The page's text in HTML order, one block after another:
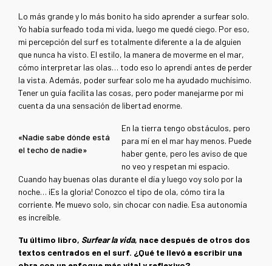
Lo más grande y lo más bonito ha sido aprender a surfear solo.
Yo había surfeado toda mi vida, luego me quedé ciego. Por eso,
mi percepción del surf es totalmente diferente a la de alguien
que nunca ha visto. El estilo, la manera de moverme en el mar,
cómo interpretar las olas… todo eso lo aprendí antes de perder
la vista. Además, poder surfear solo me ha ayudado muchísimo.
Tener un guía facilita las cosas, pero poder manejarme por mi
cuenta da una sensación de libertad enorme.
«Nadie sabe dónde está
el techo de nadie»
En la tierra tengo obstáculos, pero
para mí en el mar hay menos. Puede
haber gente, pero les aviso de que
no veo y respetan mi espacio.
Cuando hay buenas olas durante el día y luego voy solo por la
noche… ¡Es la gloria! Conozco el tipo de ola, cómo tira la
corriente. Me muevo solo, sin chocar con nadie. Esa autonomía
es increíble.
Tu último libro, Surfear la vida, nace después de otros dos
textos centrados en el surf. ¿Qué te llevó a escribir una